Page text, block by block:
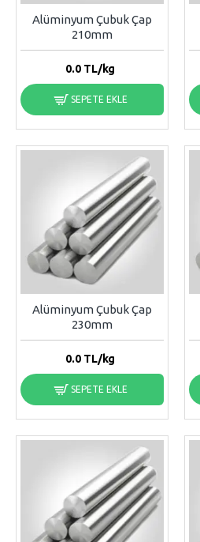
Alüminyum Çubuk Çap
210mm
0.0TL/kg
SEPETE EKLE
Alüminyum Çubuk Çap
230mm
0.0TL/kg
SEPETE EKLE